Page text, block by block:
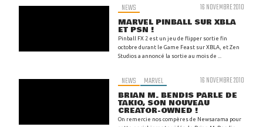
NEWS 16 NOVEMBRE 2010
MARVEL PINBALL SUR XBLA
ET PSN !
Pinball FX 2 est un jeu de flipper sortie fin
octobre durant le Game Feast sur XBLA, et Zen
Studios a annoncé la sortie au mois de ...
NEWS MARVEL 16 NOVEMBRE 2010
BRIAN M. BENDIS PARLE DE
TAKIO, SON NOUVEAU
CREATOR-OWNED !
On remercie nos compères de Newsarama pour